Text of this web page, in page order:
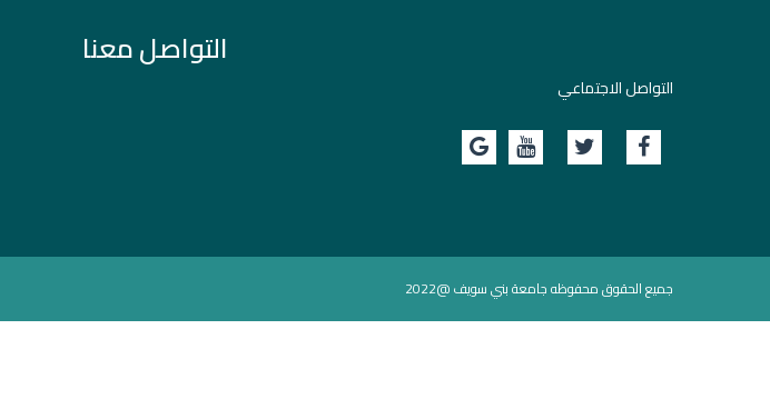
التواصل الاجتماعي
التواصل معنا
جميع الحقوق محفوظه جامعة بني سويف @2022